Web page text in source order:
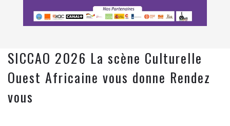
SICCAO 2026 La scène Culturelle
Ouest Africaine vous donne Rendez
vous